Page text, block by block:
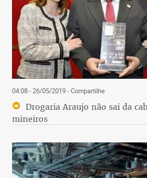
04:08 - 26/05/2019- Compartilhe
Drogaria Araujo não sai da
mineiros